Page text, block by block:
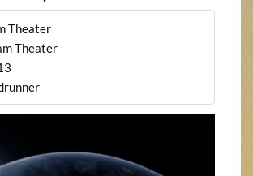
Theater
Theater